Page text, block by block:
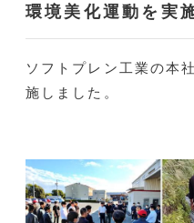
環境美化運動を実
ソフトプレン工業の本
施しました。